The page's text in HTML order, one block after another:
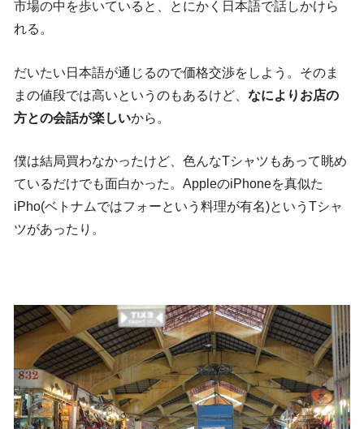
市場の中を歩いていると、とにかく日本語で話しかけら
れる。
だいたい日本語が通じるので価格交渉をしよう。そのま
まの値段では高いというのもあるけど、 なによりお店の
方との会話が楽しいから。
僕は結局買わなかったけど、色んなTシャツもあって眺め
ているだけでも面白かった。AppleのiPhoneを真似た
iPho(ベトナムではフォーという料理が有名)というTシャ
ツがあったり。